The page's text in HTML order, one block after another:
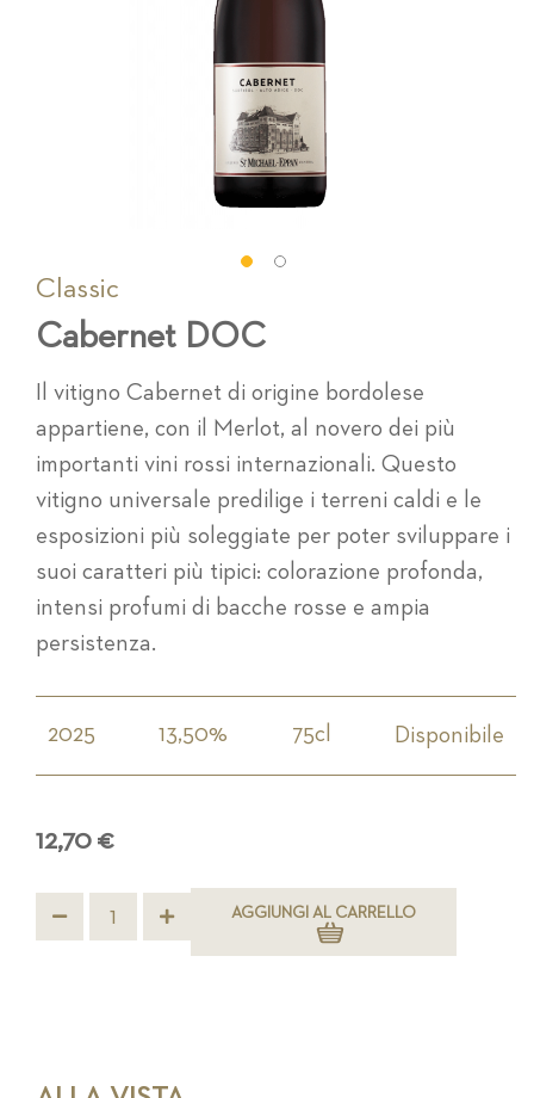
Classic
Cabernet DOC
Il vitigno Cabernet di origine bordolese
appartiene, con il Merlot, al novero dei più
importanti vini rossi internazionali. Questo
vitigno universale predilige i terreni caldi e le
esposizioni più soleggiate per poter sviluppare i
suoi caratteri più tipici: colorazione profonda,
intensi profumi di bacche rosse e ampia
persistenza.
2025 13,50% 75cl Disponibile
12,70 €
AGGIUNGI AL CARRELLO
Vai
della